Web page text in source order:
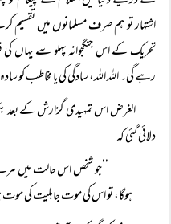
اشتہار تو ہم صرف مسلمانوں میں تقسیم
تحریک کے اس جنگجوانہ پہلو سے یہاں
رہے گی۔ اللہ اللہ، سادگی کی یا مخاطب کو
الغرض اس تمہیدی گزارش کے
دلائی گئی کہ
’’جو شخص اس حالت میں
ہوگا، تو اس کی موت جاہلیت کی موت